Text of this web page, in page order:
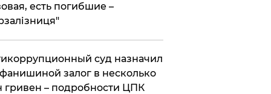
есть погибшие –
суд назначил
залог в несколько
гривен – подробности ЦПК